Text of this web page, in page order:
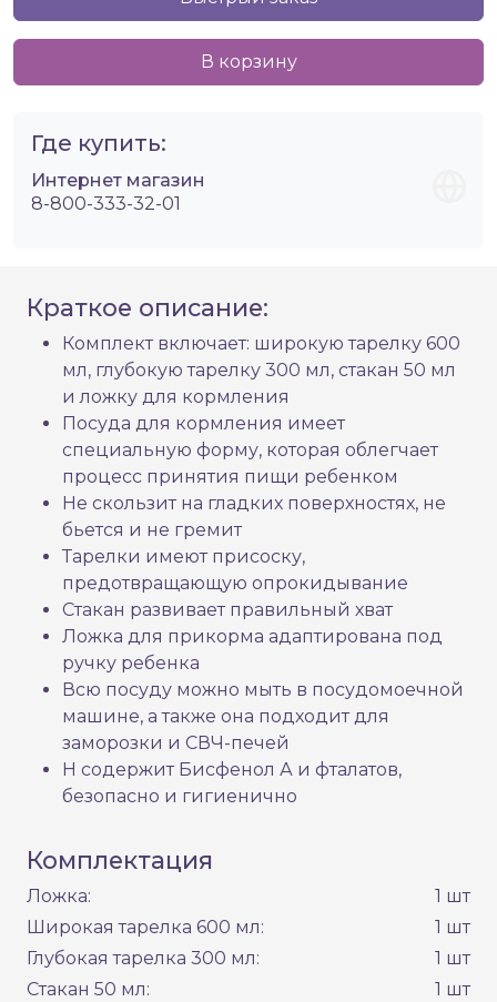
В корзину
Где купить:
Интернет магазин
8-800-333-32-01
Краткое описание:
Комплект включает: широкую тарелку 600
мл, глубокую тарелку 300 мл, стакан 50 мл
и ложку для кормления
Посуда для кормления имеет
специальную форму, которая облегчает
процесс принятия пищи ребенком
Не скользит на гладких поверхностях, не
бьется и не гремит
Тарелки имеют присоску,
предотвращающую опрокидывание
Стакан развивает правильный хват
Ложка для прикорма адаптирована под
ручку ребенка
Всю посуду можно мыть в посудомоечной
машине, а также она подходит для
заморозки и СВЧ-печей
Н содержит Бисфенол А и фталатов,
безопасно и гигиенично
Комплектация
Ложка:
1 шт
Широкая тарелка 600 мл:
1 шт
Глубокая тарелка 300 мл:
1 шт
Стакан 50 мл:
1 шт